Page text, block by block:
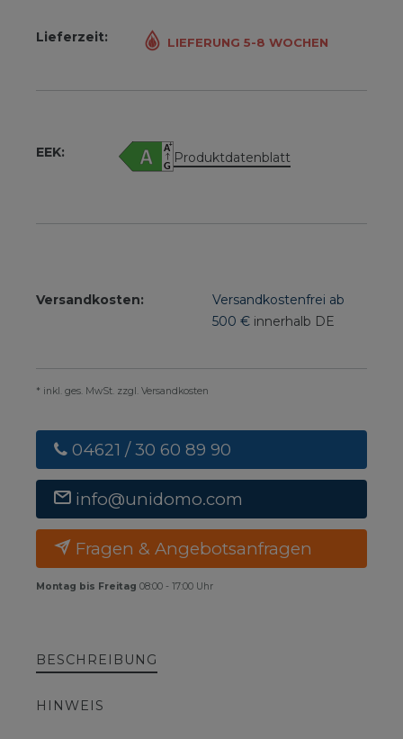
Lieferzeit: LIEFERUNG 5-8 WOCHEN
EEK: Produktdatenblatt
Versandkosten:
Versandkostenfrei ab
500 € innerhalb DE
* inkl. ges. MwSt. zzgl. Versandkosten
04621 / 30 60 89 90
info@unidomo.com
Fragen & Angebotsanfragen
Montag bis Freitag 08:00 - 17:00 Uhr
BESCHREIBUNG
HINWEIS